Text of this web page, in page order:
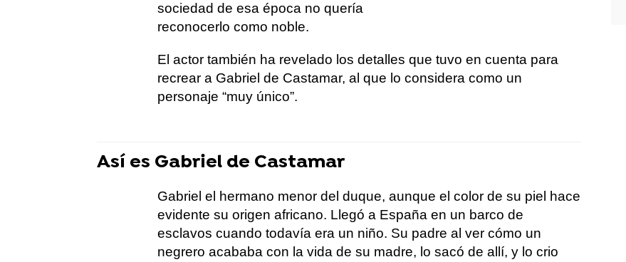
sociedad de esa época no quería
reconocerlo como noble.
El actor también ha revelado los detalles que tuvo en cuenta para
recrear a Gabriel de Castamar, al que lo considera como un
personaje “muy único”.
Así es Gabriel de Castamar
Gabriel el hermano menor del duque, aunque el color de su piel hace
evidente su origen africano. Llegó a España en un barco de
esclavos cuando todavía era un niño. Su padre al ver cómo un
negrero acababa con la vida de su madre, lo sacó de allí, y lo crio